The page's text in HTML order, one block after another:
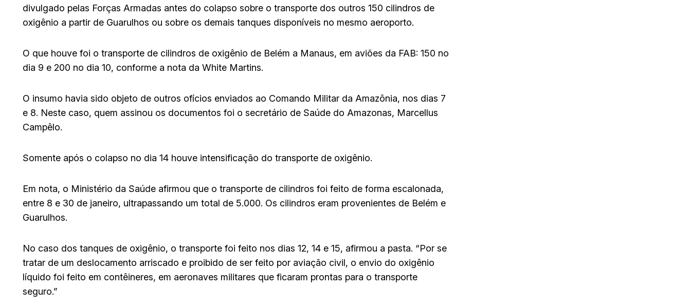
divulgado pelas Forças Armadas antes do colapso sobre o transporte dos outros 150 cilindros de
oxigênio a partir de Guarulhos ou sobre os demais tanques disponíveis no mesmo aeroporto.
O que houve foi o transporte de cilindros de oxigênio de Belém a Manaus, em aviões da FAB: 150 no
dia 9 e 200 no dia 10, conforme a nota da White Martins.
O insumo havia sido objeto de outros ofícios enviados ao Comando Militar da Amazônia, nos dias 7
e 8. Neste caso, quem assinou os documentos foi o secretário de Saúde do Amazonas, Marcellus
Campêlo.
Somente após o colapso no dia 14 houve intensificação do transporte de oxigênio.
Em nota, o Ministério da Saúde afirmou que o transporte de cilindros foi feito de forma escalonada,
entre 8 e 30 de janeiro, ultrapassando um total de 5.000. Os cilindros eram provenientes de Belém e
Guarulhos.
No caso dos tanques de oxigênio, o transporte foi feito nos dias 12, 14 e 15, afirmou a pasta. “Por se
tratar de um deslocamento arriscado e proibido de ser feito por aviação civil, o envio do oxigênio
líquido foi feito em contêineres, em aeronaves militares que ficaram prontas para o transporte
seguro.”